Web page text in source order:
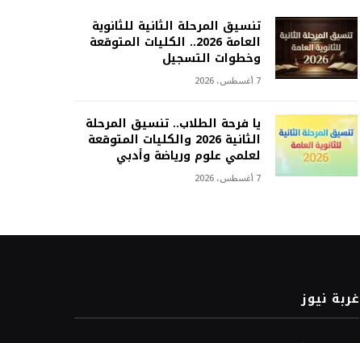
تنسيق المرحلة الثانية للثانوية
العامة 2026.. الكليات المتوقعة
وخطوات التسجيل
7 أغسطس، 2026
يا فرحة الطلاب.. تنسيق المرحلة
الثانية 2026 والكليات المتوقعة
لعلمي علوم ورياضة وأدبي
7 أغسطس، 2026
غربة نيوز